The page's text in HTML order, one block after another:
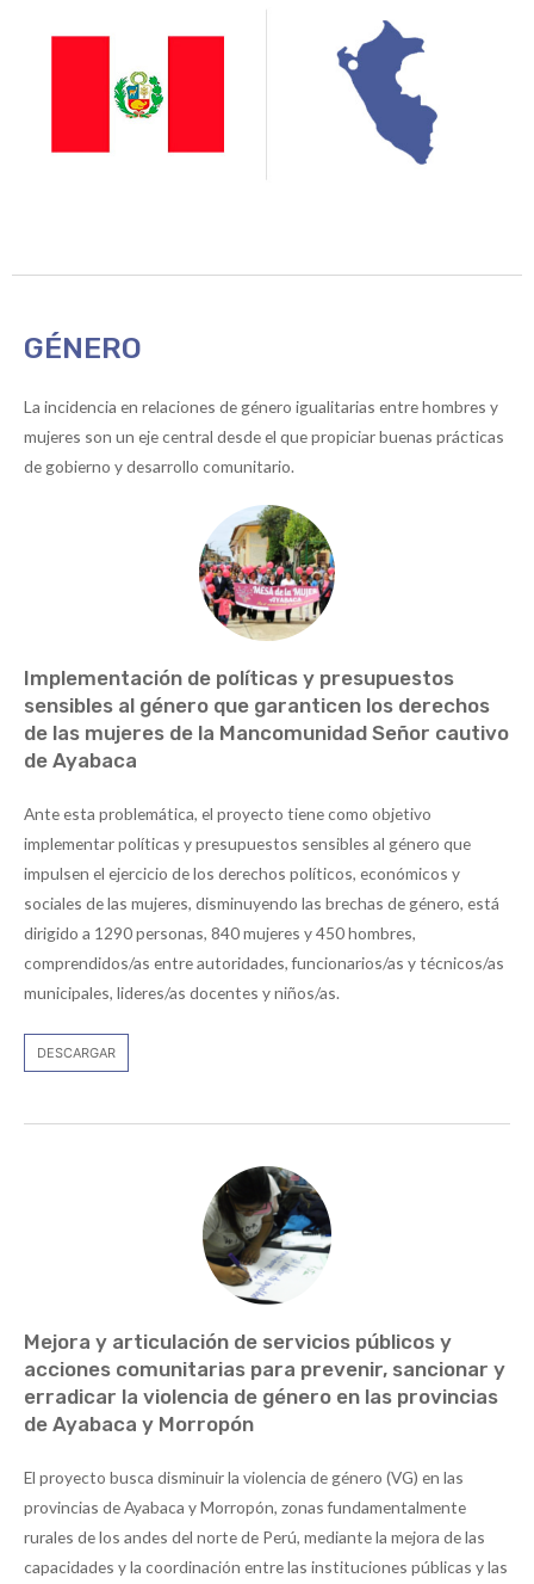
GÉNERO
La incidencia en relaciones de género igualitarias entre hombres y
mujeres son un eje central desde el que propiciar buenas prácticas
de gobierno y desarrollo comunitario.
Implementación de políticas y presupuestos
sensibles al género que garanticen los derechos
de las mujeres de la Mancomunidad Señor cautivo
de Ayabaca
Ante esta problemática, el proyecto tiene como objetivo
implementar políticas y presupuestos sensibles al género que
impulsen el ejercicio de los derechos políticos, económicos y
sociales de las mujeres, disminuyendo las brechas de género, está
dirigido a 1290 personas, 840 mujeres y 450 hombres,
comprendidos/as entre autoridades, funcionarios/as y técnicos/as
municipales, lideres/as docentes y niños/as.
DESCARGAR
Mejora y articulación de servicios públicos y
acciones comunitarias para prevenir, sancionar y
erradicar la violencia de género en las provincias
de Ayabaca y Morropón
El proyecto busca disminuir la violencia de género (VG) en las
provincias de Ayabaca y Morropón, zonas fundamentalmente
rurales de los andes del norte de Perú, mediante la mejora de las
capacidades y la coordinación entre las instituciones públicas y las